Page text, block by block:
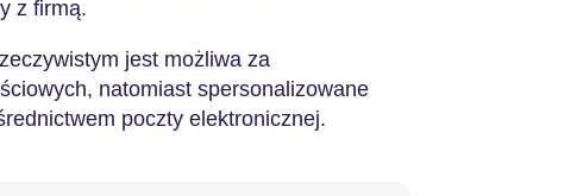
z firmą.
jest możliwa za
natomiast spersonalizowane
poczty elektronicznej.